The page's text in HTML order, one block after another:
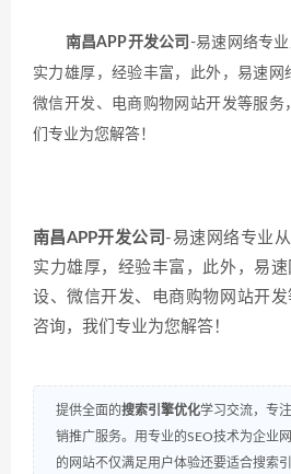
南昌APP开发公司 -易速网络专业
实力雄厚，经验丰富，此外，易速网
微信开发、电商购物网站开发等服务
们专业为您解答！
南昌APP开发公司 -易速网络专业
实力雄厚，经验丰富，此外，易
设、微信开发、电商购物网站开
咨询，我们专业为您解答！
提供全面的搜索引擎优化学习交流，专
销推广服务。用专业的SEO技术为企业
的网站不仅满足用户体验还要适合搜索引